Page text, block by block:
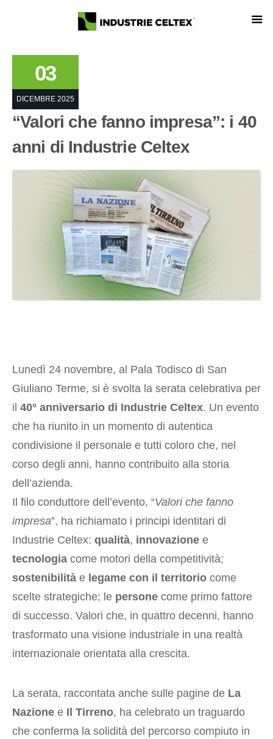
03
DICEMBRE 2025
“Valori che fanno impresa”: i 40
anni di Industrie Celtex
Lunedì 24 novembre, al Pala Todisco di San
Giuliano Terme, si è svolta la serata celebrativa per
il 40° anniversario di Industrie Celtex. Un evento
che ha riunito in un momento di autentica
condivisione il personale e tutti coloro che, nel
corso degli anni, hanno contribuito alla storia
dell’azienda.
Il filo conduttore dell’evento, “Valori che fanno
impresa”, ha richiamato i principi identitari di
Industrie Celtex: qualità, innovazione e
tecnologia come motori della competitività;
sostenibilità e legame con il territorio come
scelte strategiche; le persone come primo fattore
di successo. Valori che, in quattro decenni, hanno
trasformato una visione industriale in una realtà
internazionale orientata alla crescita.
La serata, raccontata anche sulle pagine de La
Nazione e Il Tirreno, ha celebrato un traguardo
che conferma la solidità del percorso compiuto in